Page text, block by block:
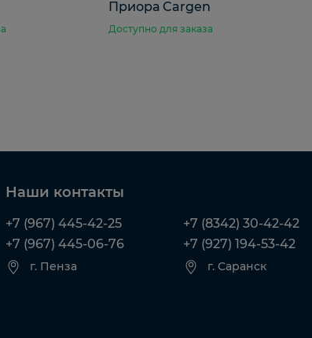
Приора Cargen
Доступно для заказа
Наши контакты
+7 (967) 445-42-25
+7 (967) 445-06-76
г. Пенза
+7 (8342) 30-42-42
+7 (927) 194-53-42
г. Саранск